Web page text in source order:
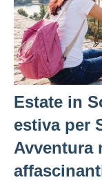
Estate in
estiva per
Avventura